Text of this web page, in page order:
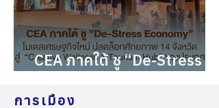
CEA ภาคใต้ ชู “De-Stress
ใหม่ ปลดล็อกศักยภาพ 14
การเมือง